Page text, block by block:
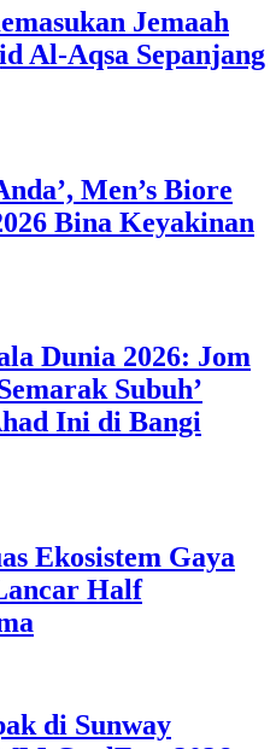
Jemaah
Al-Aqsa Sepanjang
Men’s Biore
Bina Keyakinan
Dunia 2026: Jom
Subuh’
Ini di Bangi
Ekosistem Gaya
Half
di Sunway